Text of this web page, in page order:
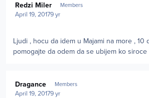
Redzi Miler Members
April 19, 20179 yr
Ljudi , hocu da idem u Majami na more ,
pomogajte da odem da se ubijem ko siroce
Dragance Members
April 19, 20179 yr